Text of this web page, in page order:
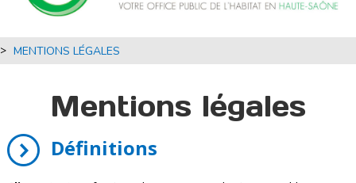
> MENTIONS LÉGALES
Mentions légales
Définitions